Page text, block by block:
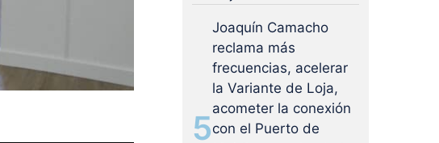
5
Joaquín Camacho
reclama más
frecuencias, acelerar
la Variante de Loja,
acometer la conexión
con el Puerto de